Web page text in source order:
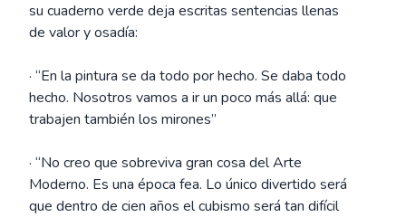
su cuaderno verde deja escritas sentencias llenas
de valor y osadía:
· “En la pintura se da todo por hecho. Se daba todo
hecho. Nosotros vamos a ir un poco más allá: que
trabajen también los mirones”
· “No creo que sobreviva gran cosa del Arte
Moderno. Es una época fea. Lo único divertido será
que dentro de cien años el cubismo será tan difícil